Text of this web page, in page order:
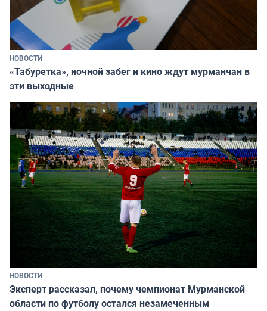
НОВОСТИ
«Табуретка», ночной забег и кино ждут мурманчан в
эти выходные
НОВОСТИ
Эксперт рассказал, почему чемпионат Мурманской
области по футболу остался незамеченным